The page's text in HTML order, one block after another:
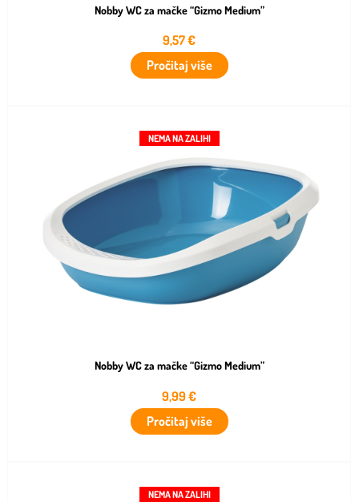
Nobby WC za mačke “Gizmo Medium”
9,57€
Pročitaj više
NEMA NA ZALIHI
Nobby WC za mačke “Gizmo Medium”
9,99€
Pročitaj više
NEMA NA ZALIHI